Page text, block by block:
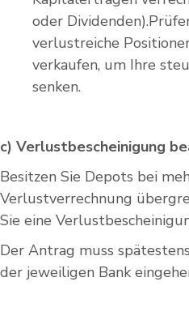
oder
verlustreiche
verkaufen, um Ihre
senken.
c) Verlustbescheinigung
Besitzen Sie Depots bei
Verlustverrechnung
Sie eine
Der Antrag muss
der jeweiligen Bank